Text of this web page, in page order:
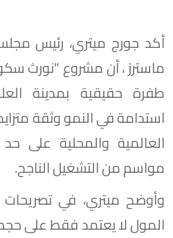
أكد جورج ميتري، رئيس
ماسترز ، أن مشروع "نورث
طفرة حقيقية بمدينة
استدامة في النمو وثقة
العالمية والمحلية على
مواسم من التشغيل الناجح.
وأوضح ميتري، في تصريحات
المول لا يعتمد فقط على